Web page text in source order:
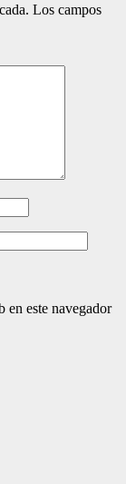
Los campos
en este navegador